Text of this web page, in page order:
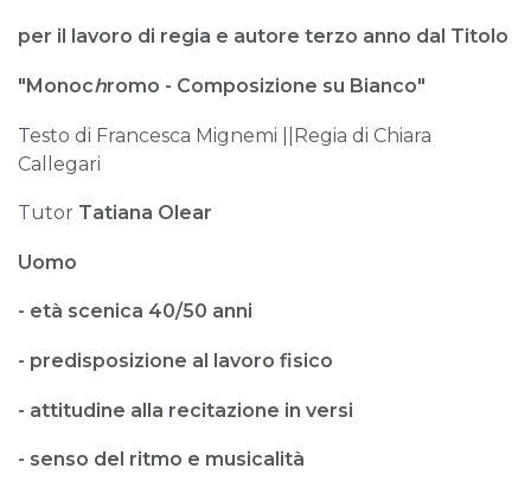
per il lavoro di regia e autore terzo anno dal Titolo
"Monochromo - Composizione su Bianco"
Testo di Francesca Mignemi ||Regia di Chiara
Callegari
Tutor Tatiana Olear
Uomo
- età scenica 40/50 anni
- predisposizione al lavoro fisico
- attitudine alla recitazione in versi
- senso del ritmo e musicalità